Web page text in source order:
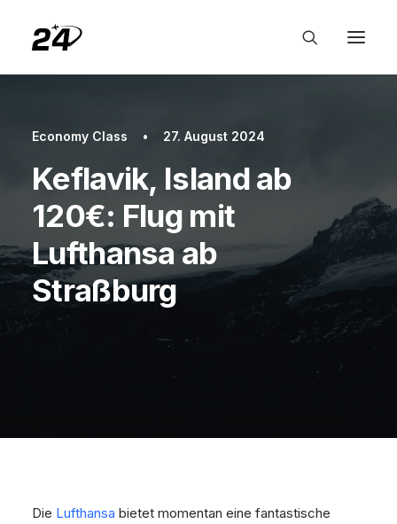
Economy Class • 27. August 2024
Keflavik, Island ab
120€: Flug mit
Lufthansa ab
Straßburg
Die Lufthansa bietet momentan eine fantastische